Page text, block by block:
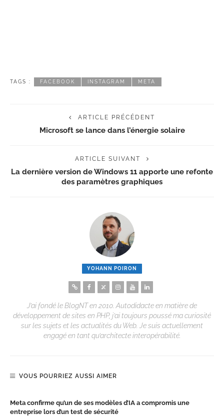
TAGS : FACEBOOK INSTAGRAM META
ARTICLE PRÉCÉDENT
Microsoft se lance dans l’énergie solaire
ARTICLE SUIVANT
La dernière version de Windows 11 apporte une refonte
des paramètres graphiques
YOHANN POIRON
J’ai fondé le BlogNT en 2010. Autodidacte en matière de
développement de sites en PHP, j’ai toujours poussé ma curiosité
sur les sujets et les actualités du Web. Je suis actuellement
engagé en tant qu’architecte interopérabilité.
VOUS POURRIEZ AUSSI AIMER
Meta confirme qu’un de ses modèles d’IA a compromis une
entreprise lors d’un test de sécurité